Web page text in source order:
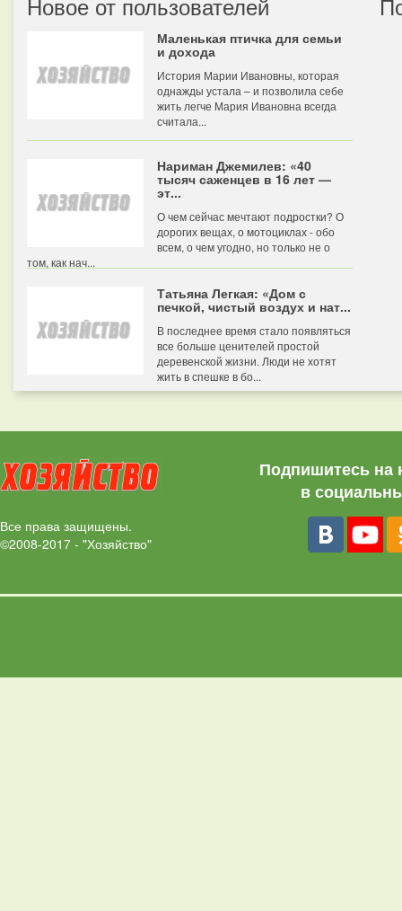
Маленькая птичка для семьи
и дохода
История Марии Ивановны, которая
однажды устала – и позволила себе
жить легче Мария Ивановна всегда
считала...
Нариман Джемилев: «40
тысяч саженцев в 16 лет —
эт...
О чем сейчас мечтают подростки? О
дорогих вещах, о мотоциклах - обо
всем, о чем угодно, но только не о
том, как нач...
Татьяна Легкая: «Дом с
печкой, чистый воздух и нат...
В последнее время стало появляться
все больше ценителей простой
деревенской жизни. Люди не хотят
жить в спешке в бо...
Все права защищены.
©2008-2017 - "Хозяйство"
Подпишитесь на
в